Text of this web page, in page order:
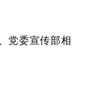
党委宣传部相